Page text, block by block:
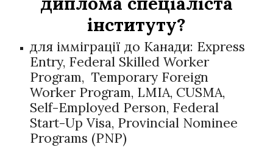
інституту?
для імміграції до Канади: Express
Entry, Federal Skilled Worker
Program, Temporary Foreign
Worker Program, LMIA, CUSMA,
Self-Employed Person, Federal
Start-Up Visa, Provincial Nominee
Programs (PNP)